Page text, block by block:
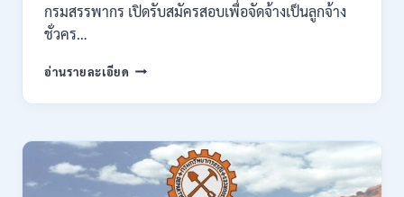
กพ.
10
17
2569
กรมสรรพากร เปิดรับสมัครสอบเพื่อจัดจ้างเป็นลูกจ้าง
ชั่วคร…
อ่านรายละเอียด กรม
เปิด
สมัคร
งาน
138